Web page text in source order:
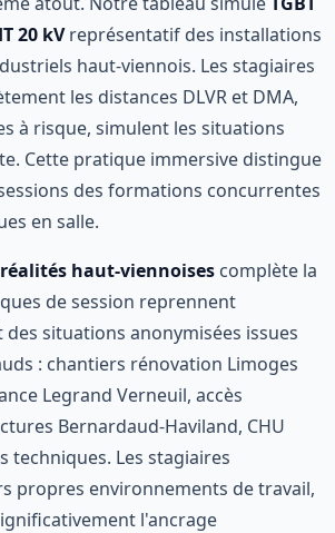
20 kVreprésentatif des installations
haut-viennois. Les stagiaires
les distances DLVR et DMA,
à risque, simulent les situations
Cette pratique immersive distingue
des formations concurrentes
en salle.
haut-viennoises complète la
de session reprennent
situations anonymisées issues
: chantiers rénovation Limoges
Legrand Verneuil, accès
Bernardaud-Haviland, CHU
techniques. Les stagiaires
propres environnements de travail,
l'ancrage